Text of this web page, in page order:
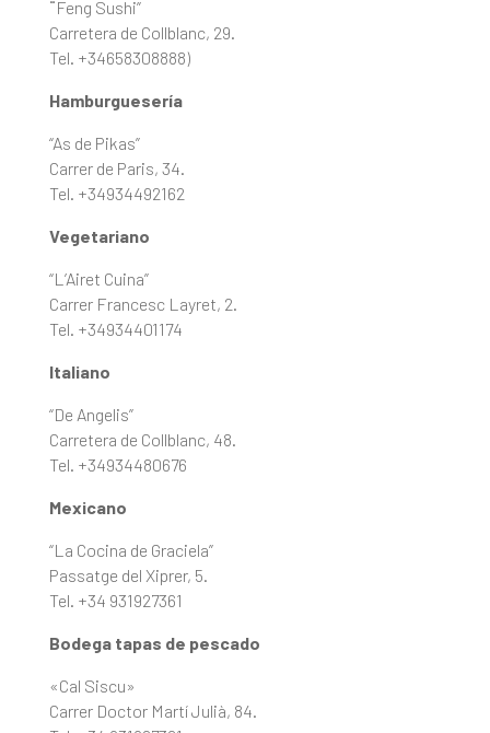
¨Feng Sushi”
Carretera de Collblanc, 29.
Tel. +34658308888)
Hamburguesería
“As de Pikas”
Carrer de Paris, 34.
Tel. +34934492162
Vegetariano
“L’Airet Cuina”
Carrer Francesc Layret, 2.
Tel. +34934401174
Italiano
“De Angelis”
Carretera de Collblanc, 48.
Tel. +34934480676
Mexicano
“La Cocina de Graciela”
Passatge del Xiprer, 5.
Tel. +34 931927361
Bodega tapas de pescado
«Cal Siscu»
Carrer Doctor Martí Julià, 84.